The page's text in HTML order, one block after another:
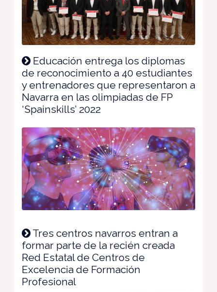
Educación entrega los diplomas
de reconocimiento a 40 estudiantes
y entrenadores que representaron a
Navarra en las olimpiadas de FP
‘Spainskills’ 2022
Tres centros navarros entran a
formar parte de la recién creada
Red Estatal de Centros de
Excelencia de Formación
Profesional